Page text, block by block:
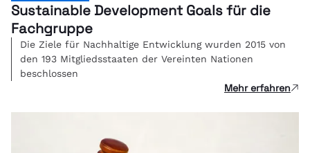
Sustainable Development Goals für die
Fachgruppe
Die Ziele für Nachhaltige Entwicklung wurden 2015 von
den 193 Mitgliedsstaaten der Vereinten Nationen
beschlossen
Mehr erfahren